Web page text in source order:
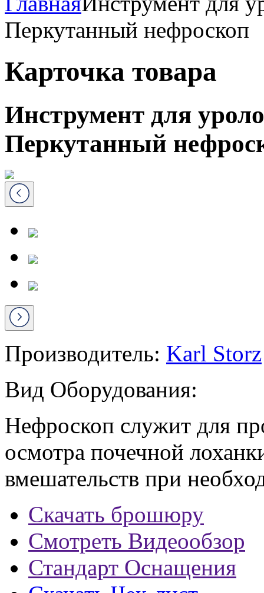
Перкутанный нефроскоп
Карточка товара
Инструмент для
Перкутанный
Производитель: Karl Storz
Вид Оборудования:
Нефроскоп служит для
осмотра почечной
вмешательств при
Скачать брошюру
Смотреть Видеообзор
Стандарт Оснащения